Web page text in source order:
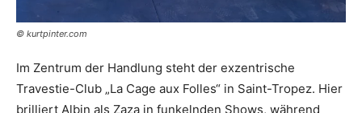
© kurtpinter.com
Im Zentrum der Handlung steht der exzentrische
Travestie-Club „La Cage aux Folles“ in Saint-Tropez. Hier
brilliert Albin als Zaza in funkelnden Shows, während